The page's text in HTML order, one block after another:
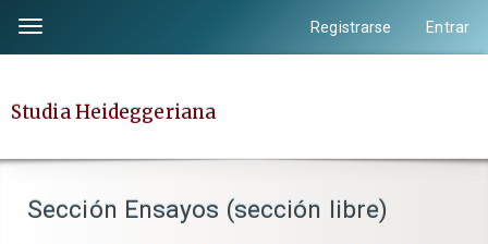
contenido
Navegación
Toggle
navigation
Registrarse Entrar
Studia Heideggeriana
Sección Ensayos (sección libre)